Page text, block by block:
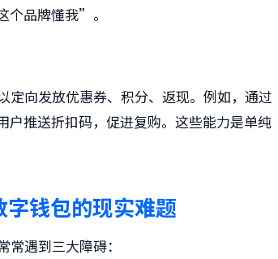
个品牌懂我”。
定向发放优惠券、积分、返现。例如，通过
户推送折扣码，促进复购。这些能力是单纯
字钱包的现实难题
遇到三大障碍：